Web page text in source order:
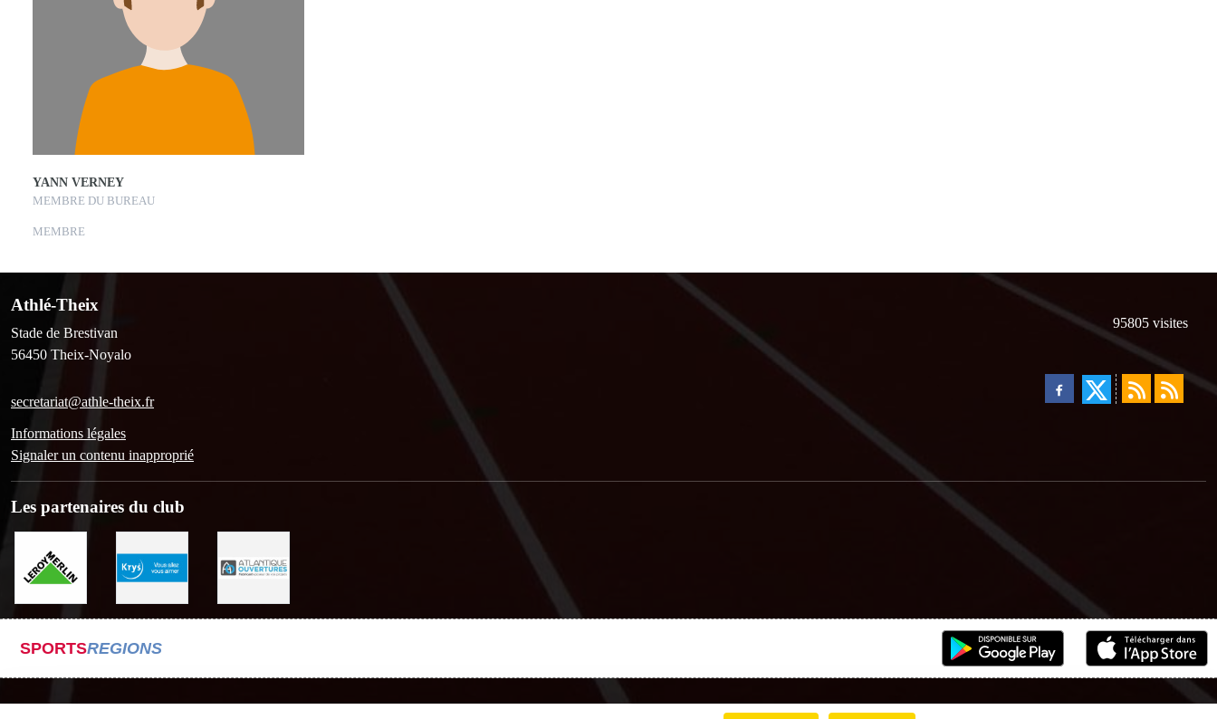
YANN VERNEY
MEMBRE DU BUREAU
MEMBRE
Athlé-Theix
Stade de Brestivan
56450 Theix-Noyalo
secretariat@athle-theix.fr
Informations légales
Signaler un contenu inapproprié
95805 visites
Les partenaires du club
SPORTSREGIONS